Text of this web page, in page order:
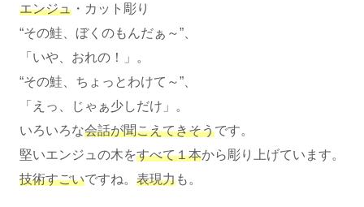
エンジュ ・カット彫り
“その鮭、ぼくのもんだぁ～”、
「いや、おれの！」。
“その鮭、ちょっとわけて～”、
「えっ、じゃぁ少しだけ」。
いろいろな会話が聞こえてきそうです。
堅いエンジュの木をすべて１本から彫り上げています。
技術すごいですね。 表現力も。